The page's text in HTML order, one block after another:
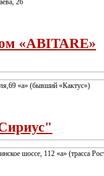
26
«ABITARE»
«а» (бывший «Кактус»)
шоссе, 112 «а» (трасса